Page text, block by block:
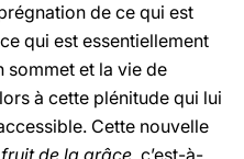
de ce qui est
qui est essentiellement
sommet et la vie de
à cette plénitude qui lui
Cette nouvelle
de la grâce, c’est-à-